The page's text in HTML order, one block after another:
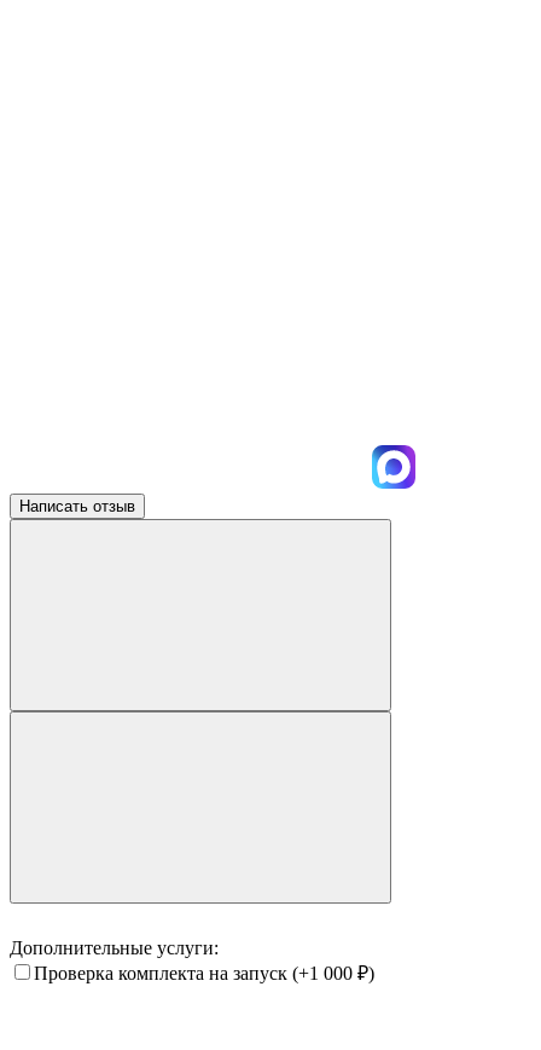
Написать отзыв
Дополнительные услуги:
Проверка комплекта на запуск (+1 000 ₽)